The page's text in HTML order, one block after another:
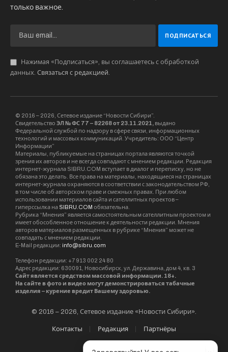
только важное.
Нажимая «Подписаться», вы соглашаетесь с обработкой
данных. Связаться с редакцией.
© 2016 – 2026, Сетевое издание “Новости Сибири”.
Свидетельство ЭЛ № ФС 77 – 82268 от 23.11.2021, выдано
Федеральной службой по надзору в сфере связи, информационных
технологий и массовых коммуникаций. Учредитель: ООО “Центр
Информации”
Материалы, публикуемые на страницах портала являются точкой
зрения их авторов и не всегда совпадают с мнением редакции. Редакция
интернет-журнала SIBRU.COM вступает в диалог и переписку, но не
обязана это делать. Все права на материалы, находящиеся на страницах
интернет-журнала охраняются в соответствии с законодательством РФ,
в том числе об авторском праве и смежных правах. При любом
использовании материалов сайта и сателлитных проектов –
гиперссылка на SIBRU.COM обязательна.
Рубрика “Мнения” является самостоятельным сателлитным проектом и
имеет обособленное отношение к деятельности редакции. Мнения
авторов материалов размещенных в рубрике “Мнения” может не
совпадать с мнением редакции.
E-Mail редакции: info@sibru.com
Телефон редакции: +7 913 002 24 80
Адрес редакции: 630091, Новосибирск, ул. Державина, дом 4, кв. 3
Сайт является средством массовой информации. 18+.
На сайте в фото и видео могут демонстрироваться табачные
изделия – курение вредит Вашему здоровью.
© 2016 – 2026, Сетевое издание «Новости Сибири».
Контакты Редакция Партнёры